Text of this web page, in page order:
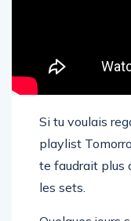
Si tu voulais
playlist
te faudrait plus